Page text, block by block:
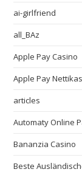
ai-girlfriend
all_BAz
Apple Pay Casino
Apple Pay
articles
Automaty Online
Bananzia Casino
Beste